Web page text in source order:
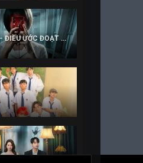
IF WISHES COULD KILL – ĐIỀU ƯỚC ĐOẠT MẠNG